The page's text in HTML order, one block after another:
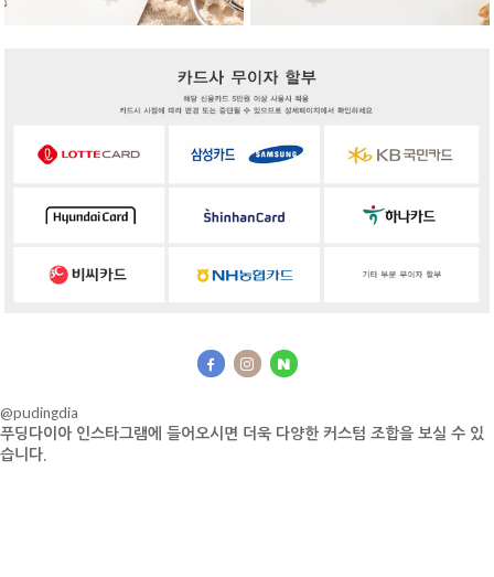
@pudingdia
푸딩다이아 인스타그램에 들어오시면 더욱 다양한 커스텀 조합을 보실 수 있
습니다.